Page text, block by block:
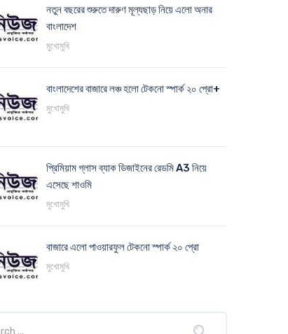
নতুন বছরের শুরুতে দারুণ মূল্যছাড় নিয়ে এলো অনার
বাংলাদেশ
মুখোমুখি
বাংলাদেশের বাজারে লঞ্চ হলো টেকনো স্পার্ক ২০ প্রো+
মুখোমুখি
প্রিমিয়াম গ্লাস ব্যাক ডিজাইনের রেডমি A3 নিয়ে
এসেছে শাওমি
মুখোমুখি
বাজারে এলো পাওয়ারফুল টেকনো স্পার্ক ২০ প্রো
মুখোমুখি